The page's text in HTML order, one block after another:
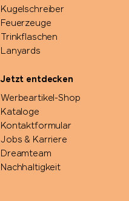
Kugelschreiber
Feuerzeuge
Trinkflaschen
Lanyards
Jetzt entdecken
Werbeartikel-Shop
Kataloge
Kontaktformular
Jobs & Karriere
Dreamteam
Nachhaltigkeit